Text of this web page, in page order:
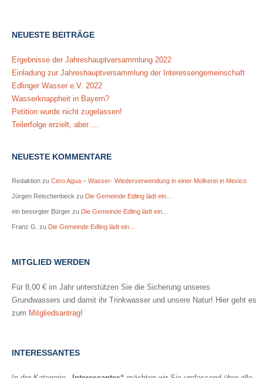
NEUESTE BEITRÄGE
Ergebnisse der Jahreshauptversammlung 2022
Einladung zur Jahreshauptversammlung der Interessengemeinschaft
Edlinger Wasser e.V. 2022
Wasserknappheit in Bayern?
Petition wurde nicht zugelassen!
Teilerfolge erzielt, aber….
NEUESTE KOMMENTARE
Redaktion zu Cero Agua – Wasser- Wiederverwendung in einer Molkerei in Mexico
Jürgen Reischenbeck zu Die Gemeinde Edling lädt ein…
ein besorgter Bürger zu Die Gemeinde Edling lädt ein…
Franz G. zu Die Gemeinde Edling lädt ein…
MITGLIED WERDEN
Für 8,00 € im Jahr unterstützen Sie die Sicherung unseres
Grundwassers und damit ihr Trinkwasser und unsere Natur! Hier geht es
zum Mitgliedsantrag!
INTERESSANTES